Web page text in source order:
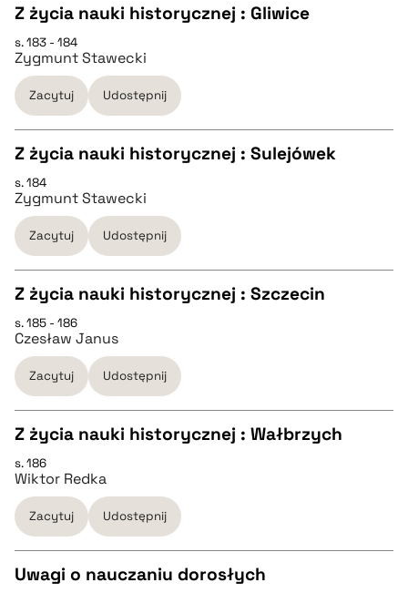
BIBTEX
pobierz cytat
CZYSTY TEKST
pobierz cytat
BIBTEX
pobierz cytat
Z życia nauki historycznej : Gliwice
s. 183 - 184
Zygmunt Stawecki
Zacytuj Udostępnij
CZYSTY TEKST
pobierz cytat
BIBTEX
pobierz cytat
Z życia nauki historycznej : Sulejówek
s. 184
Zygmunt Stawecki
Zacytuj Udostępnij
CZYSTY TEKST
pobierz cytat
BIBTEX
pobierz cytat
Z życia nauki historycznej : Szczecin
s. 185 - 186
Czesław Janus
Zacytuj Udostępnij
CZYSTY TEKST
pobierz cytat
BIBTEX
Z życia nauki historycznej : Wałbrzych
s. 186
Wiktor Redka
Zacytuj Udostępnij
Uwagi o nauczaniu dorosłych